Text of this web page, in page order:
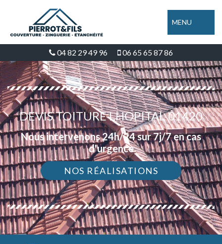
MENU
04 82 29 49 96 06 65 65 87 86
DEVIS TOITURE LHOPITAL 01420
Nous intervenons 24h/24 sur 7j/7 en cas
d'urgence
NOS RÉALISATIONS